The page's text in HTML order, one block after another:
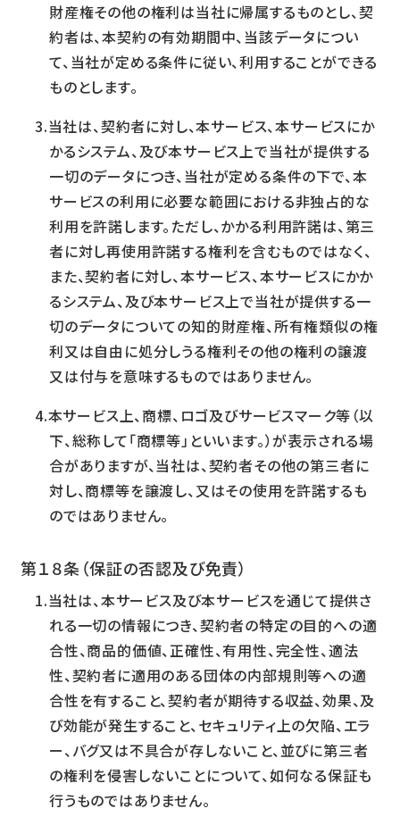
財産権その他の権利は当社に帰属するものとし、契
約者は、本契約の有効期間中、当該データについ
て、当社が定める条件に従い、利用することができる
ものとします。
当社は、契約者に対し、本サービス、本サービスにか
かるシステム、及び本サービス上で当社が提供する
一切のデータにつき、当社が定める条件の下で、本
サービスの利用に必要な範囲における非独占的な
利用を許諾します。ただし、かかる利用許諾は、第三
者に対し再使用許諾する権利を含むものではなく、
また、契約者に対し、本サービス、本サービスにかか
るシステム、及び本サービス上で当社が提供する一
切のデータについての知的財産権、所有権類似の権
利又は自由に処分しうる権利その他の権利の譲渡
又は付与を意味するものではありません。
本サービス上、商標、ロゴ及びサービスマーク等（以
下、総称して「商標等」といいます。）が表示される場
合がありますが、当社は、契約者その他の第三者に
対し、商標等を譲渡し、又はその使用を許諾するも
のではありません。
第１８条（保証の否認及び免責）
当社は、本サービス及び本サービスを通じて提供さ
れる一切の情報につき、契約者の特定の目的への適
合性、商品的価値、正確性、有用性、完全性、適法
性、契約者に適用のある団体の内部規則等への適
合性を有すること、契約者が期待する収益、効果、及
び効能が発生すること、セキュリティ上の欠陥、エラ
ー、バグ又は不具合が存しないこと、並びに第三者
の権利を侵害しないことについて、如何なる保証も
行うものではありません。